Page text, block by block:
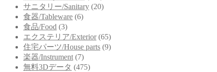
サニタリー/Sanitary (20)
食器/Tableware (6)
食品/Food (3)
エクステリア/Exterior (65)
住宅パーツ/House parts (9)
楽器/Instrument (7)
無料3Dデータ (475)